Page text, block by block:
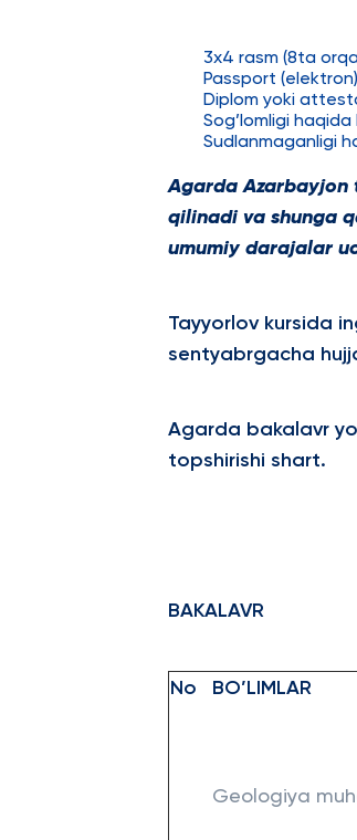
3x4 rasm (8ta
Passport
Diplom yoki
Sog’lomligi
Sudlanmaganligi
Agarda Azarbayjon
qilinadi va shunga
umumiy darajalar
Tayyorlov kursida
sentyabrgacha
Agarda bakalavr
topshirishi shart.
BAKALAVR
No BO’LIMLAR
Geologiya